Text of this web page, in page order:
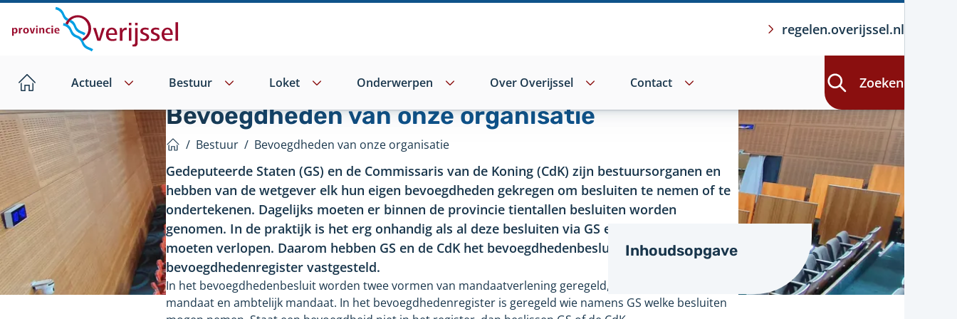
naar
regelen.overijssel.nl
Home
Actueel Bestuur Loket Onderwerpen Over Overijssel Contact Zoeken
Bevoegdheden van onze organisatie
/ Bestuur / Bevoegdheden van onze organisatie
Gedeputeerde Staten (GS) en de Commissaris van de Koning (CdK) zijn bestuursorganen en
hebben van de wetgever elk hun eigen bevoegdheden gekregen om besluiten te nemen of te
ondertekenen. Dagelijks moeten er binnen de provincie tientallen besluiten worden
genomen. In de praktijk is het erg onhandig als al deze besluiten via GS en de CdK zouden
moeten verlopen. Daarom hebben GS en de CdK het bevoegdhedenbesluit en
bevoegdhedenregister vastgesteld.
In het bevoegdhedenbesluit worden twee vormen van mandaatverlening geregeld, namelijk: bestuurlijk
mandaat en ambtelijk mandaat. In het bevoegdhedenregister is geregeld wie namens GS welke besluiten
Inhoudsopgave